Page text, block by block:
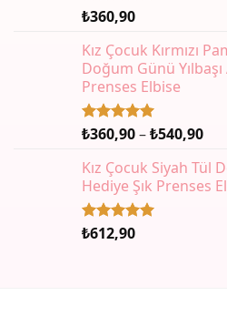
5 üzerinden
aldı
₺360,90
Kız Çocuk Kırmızı
Doğum Günü
Prenses Elbise
5 üzerinden
aldı
₺360,90–₺540,90Fiyat
-
Kız Çocuk Siyah Tül
Hediye Şık Prenses
5 üzerinden
₺612,90